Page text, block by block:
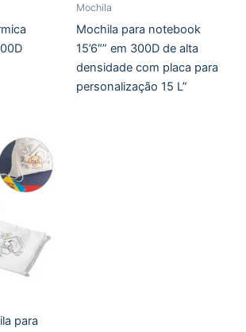
Mochila
Mochila para notebook
15’6″” em 300D de alta
densidade com placa para
personalização 15 L”
para